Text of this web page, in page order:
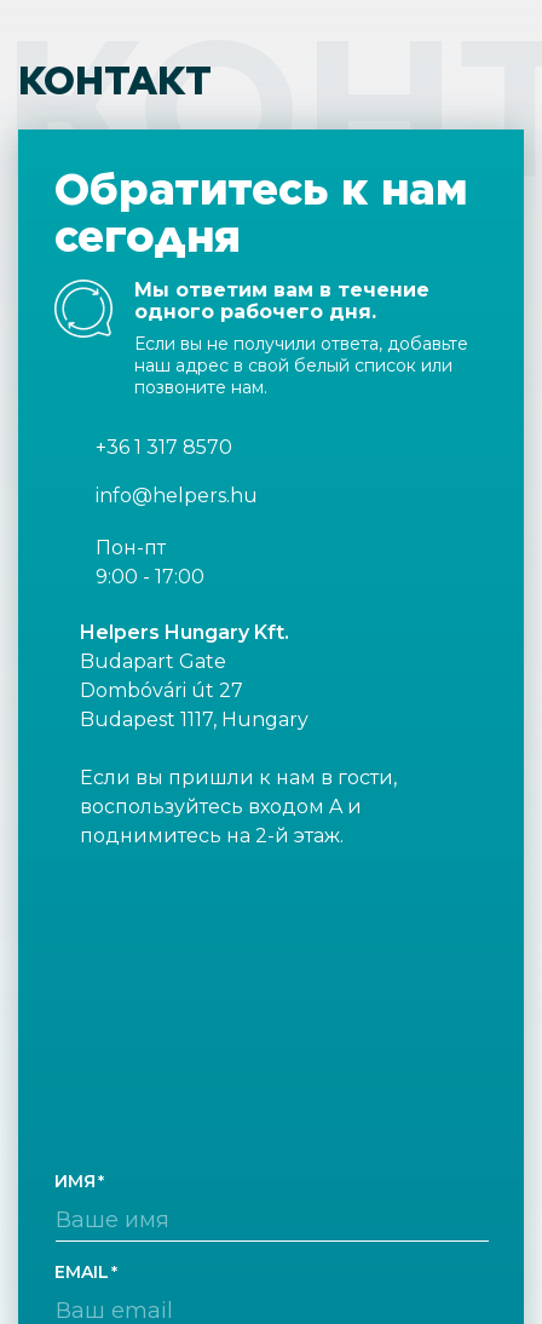
КОНТАКТ
Обратитесь к нам
сегодня
Мы ответим вам в течение
одного рабочего дня.
Если вы не получили ответа, добавьте
наш адрес в свой белый список или
позвоните нам.
+36 1 317 8570
info@helpers.hu
Пон-пт
9:00 - 17:00
Helpers Hungary Kft.
Budapart Gate
Dombóvári út 27
Budapest 1117, Hungary
Если вы пришли к нам в гости,
воспользуйтесь входом A и
поднимитесь на 2-й этаж.
ИМЯ
EMAIL